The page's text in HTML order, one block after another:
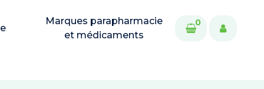
Marques parapharmacie
et médicaments
0